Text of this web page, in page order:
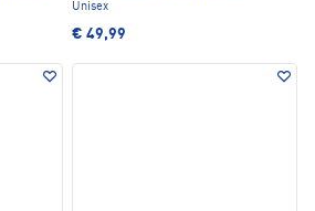
Unisex
€ 49,99